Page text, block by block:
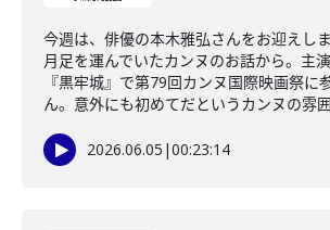
今週は、俳優の本木雅弘さんをお迎えし
月足を運んでいたカンヌのお話から。主
『黒牢城』で第79回カンヌ国際映画祭に
ん。意外にも初めてだというカンヌの雰
2026.06.05 |00:23:14